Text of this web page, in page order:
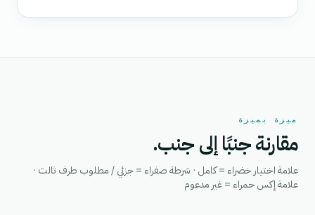
ميزة بميزة
مقارنة جنبًا إلى جنب.
علامة اختيار خضراء = كامل · شرطة صفراء = جزئي / مطلوب طرف ثالث ·
علامة إكس حمراء = غير مدعوم